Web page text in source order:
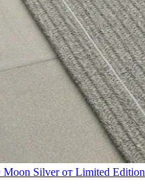
Moon Silver от Limited Edition